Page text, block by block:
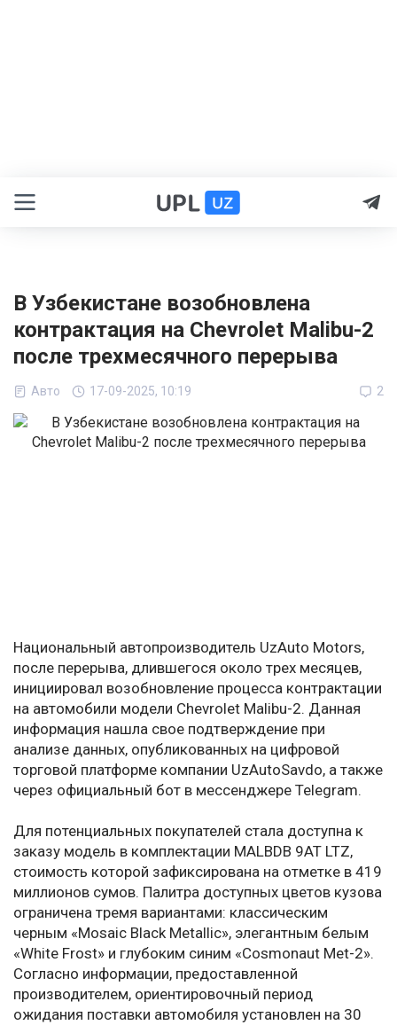
В Узбекистане возобновлена
контрактация на Chevrolet Malibu-2
после трехмесячного перерыва
Авто 17-09-2025, 10:19 2
Национальный автопроизводитель UzAuto Motors,
после перерыва, длившегося около трех месяцев,
инициировал возобновление процесса контрактации
на автомобили модели Chevrolet Malibu-2. Данная
информация нашла свое подтверждение при
анализе данных, опубликованных на цифровой
торговой платформе компании UzAutoSavdo, а также
через официальный бот в мессенджере Telegram.
Для потенциальных покупателей стала доступна к
заказу модель в комплектации MALBDB 9AT LTZ,
стоимость которой зафиксирована на отметке в 419
миллионов сумов. Палитра доступных цветов кузова
ограничена тремя вариантами: классическим
черным «Mosaic Black Metallic», элегантным белым
«White Frost» и глубоким синим «Cosmonaut Met-2».
Согласно информации, предоставленной
производителем, ориентировочный период
ожидания поставки автомобиля установлен на 30